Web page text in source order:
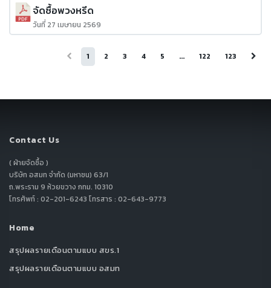
จัดซื้อพวงหรีด
วันที่ 27 เมษายน 2569
1 2 3 4 5 ... 122 123
Contact Us
( ฝ่ายจัดซื้อ )
บริษัท อสมท จำกัด (มหาชน) 63/1
ถ.พระราม 9 ห้วยขวาง กทม. 10310
โทรศัพท์ : 02-201-6243 โทรสาร : 02-643-9773
Home
สรุปผลรายเดือนตามแบบ สขร.1
สรุปผลรายเดือนตามแบบ อสมท